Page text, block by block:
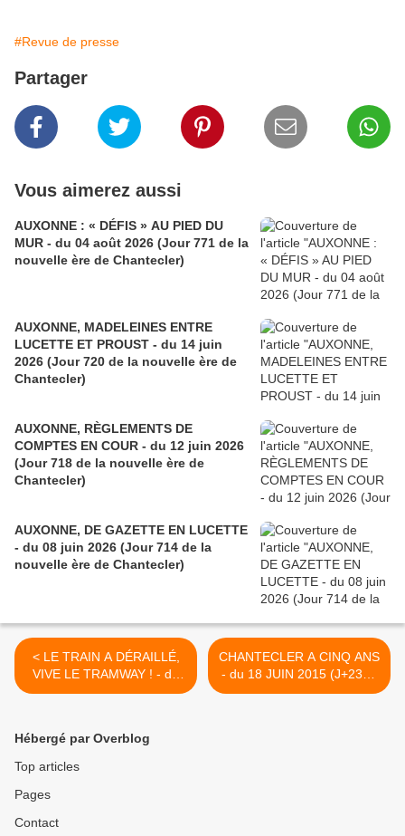
#Revue de presse
Partager
Vous aimerez aussi
AUXONNE : « DÉFIS » AU PIED DU
MUR - du 04 août 2026 (Jour 771 de la
nouvelle ère de Chantecler)
AUXONNE, MADELEINES ENTRE
LUCETTE ET PROUST - du 14 juin
2026 (Jour 720 de la nouvelle ère de
Chantecler)
AUXONNE, RÈGLEMENTS DE
COMPTES EN COUR - du 12 juin 2026
(Jour 718 de la nouvelle ère de
Chantecler)
AUXONNE, DE GAZETTE EN LUCETTE
- du 08 juin 2026 (Jour 714 de la
nouvelle ère de Chantecler)
< LE TRAIN A DÉRAILLÉ,
VIVE LE TRAMWAY ! - du
15 JUIN 2015 (J+2371
CHANTECLER A CINQ ANS
- du 18 JUIN 2015 (J+2374
après le vote négatif
Hébergé par Overblog
Top articles
Pages
Contact